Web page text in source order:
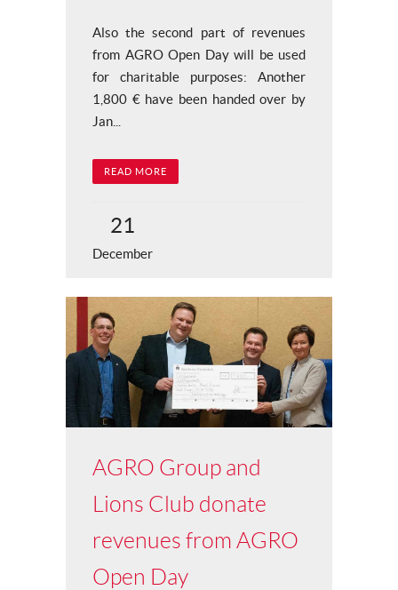
Also the second part of revenues
from AGRO Open Day will be used
for charitable purposes: Another
1,800 € have been handed over by
Jan...
READ MORE
21
December
AGRO Group and
Lions Club donate
revenues from AGRO
Open Day